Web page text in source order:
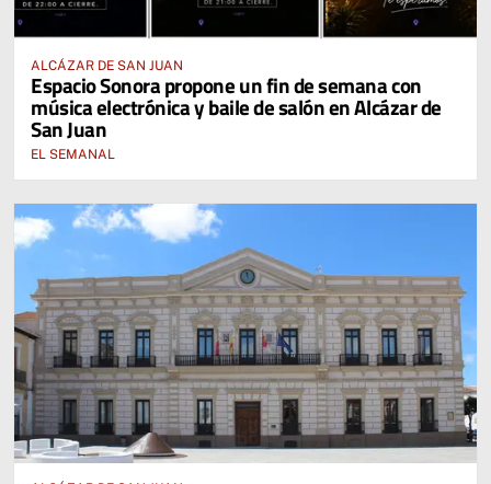
ALCÁZAR DE SAN JUAN
Espacio Sonora propone un fin de semana con
música electrónica y baile de salón en Alcázar de
San Juan
EL SEMANAL